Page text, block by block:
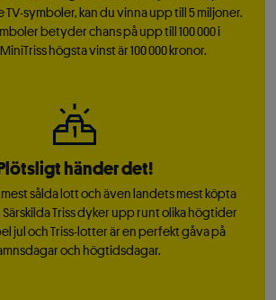
TV-symboler, kan du vinna upp till 5 miljoner.
betyder chans på upp till 100 000 i
högsta vinst är 100 000 kronor.
händer det!
mest sålda lott och även landets mest köpta
Triss dyker upp runt olika högtider
jul och Triss-lotter är en perfekt gåva på
och högtidsdagar.